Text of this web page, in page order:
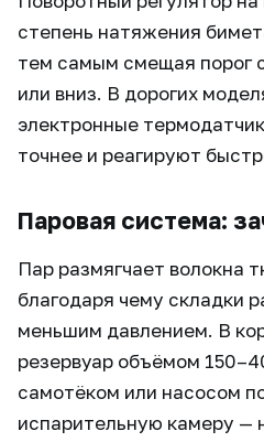
степень натяжения
тем самым смещая порог
или вниз. В дорогих
электронные
точнее и реагируют
Паровая система:
Пар размягчает волокна
благодаря чему складки
меньшим давлением. В
резервуар объёмом
самотёком или насосом
испарительную камеру —